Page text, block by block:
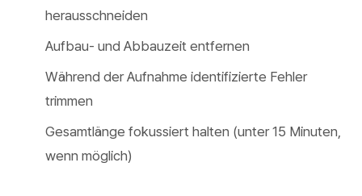
herausschneiden
Aufbau- und Abbauzeit entfernen
Während der Aufnahme identifizierte Fehler
trimmen
Gesamtlänge fokussiert halten (unter 15 Minuten,
wenn möglich)